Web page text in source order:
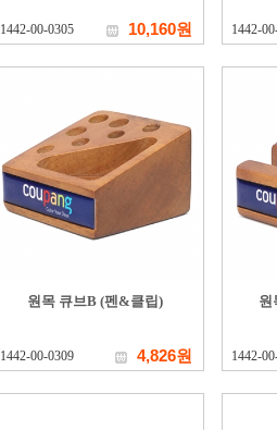
1442-00-0305 10,160원 1442-
원목 큐브B (펜&클립)
1442-00-0309 4,826원
원
1442-